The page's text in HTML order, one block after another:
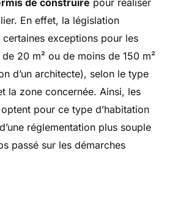
de construire pour réaliser
En effet, la législation
exceptions pour les
20 m² ou de moins de 150 m²
d’un architecte), selon le type
la zone concernée. Ainsi, les
pour ce type d’habitation
réglementation plus souple
passé sur les démarches